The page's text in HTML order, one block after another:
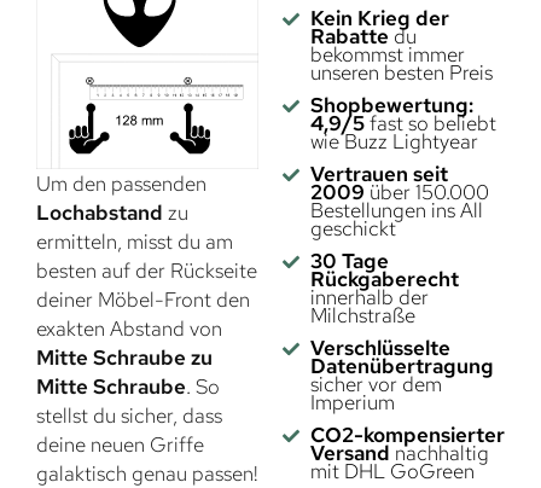
Um den passenden
Lochabstand zu
ermitteln, misst du am
besten auf der Rückseite
deiner Möbel-Front den
exakten Abstand von
Mitte Schraube zu
Mitte Schraube. So
stellst du sicher, dass
deine neuen Griffe
galaktisch genau passen!
Kein Krieg der
Rabatte du
bekommst immer
unseren besten Preis
Shopbewertung:
4,9/5fast so beliebt
wie Buzz Lightyear
Vertrauen seit
2009 über 150.000
Bestellungen ins All
geschickt
30 Tage
Rückgaberecht
innerhalb der
Milchstraße
Verschlüsselte
Datenübertragung
sicher vor dem
Imperium
CO2-kompensierter
Versand nachhaltig
mit DHL GoGreen